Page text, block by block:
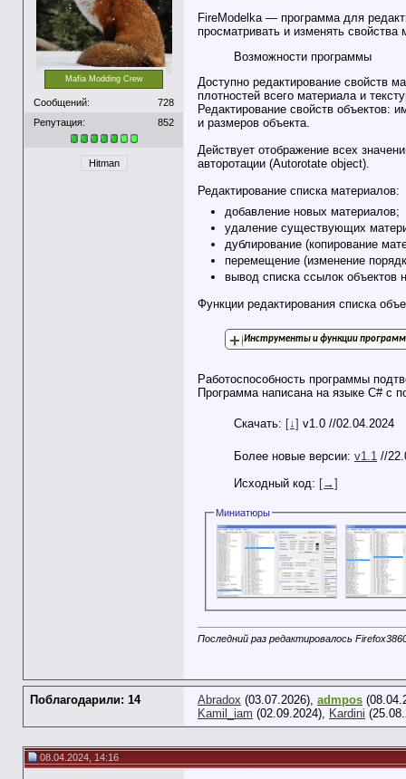
Mafia Modding Crew
Сообщений:
728
Репутация:
852
Hitman
FireModelka — программа для
просматривать и изменять
Возможности программы
Доступно редактирование свойств
плотностей всего материала и
Редактирование свойств объектов:
и размеров объекта.
Действует отображение всех
авторотации (Autorotate object).
Редактирование списка материалов:
добавление новых материалов;
удаление существующих
дублирование (копирование
перемещение (изменение
вывод списка ссылок объектов
Функции редактирования списка
Инструменты и функции
Работоспособность программы
Программа написана на языке C# с
Скачать: [↓] v1.0 //02.04.2024
Более новые версии: v1.1 //
Исходный код: [→]
Миниатюры
Последний раз редактировалось
Поблагодарили: 14 Abradox (03.07.2026), admpos
Kamil_iam (02.09.2024), Kardini
08.04.2024, 14:16